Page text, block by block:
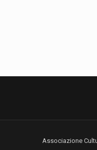
Associazione